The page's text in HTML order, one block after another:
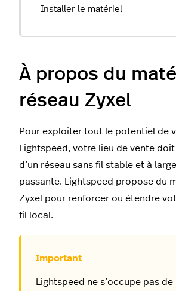
Installer le matériel
À propos du
réseau Zyxel
Pour exploiter tout le potentiel de
Lightspeed, votre lieu de vente
d’un réseau sans fil stable et à
passante. Lightspeed propose du
Zyxel pour renforcer ou étendre
fil local.
Lightspeed ne s’occupe pas